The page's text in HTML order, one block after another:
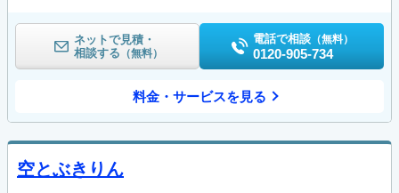
ネットで見積・
相談する （無料）
電話で相談 （無料）
0120-905-734
料金・サービスを見る
空とぶきりん